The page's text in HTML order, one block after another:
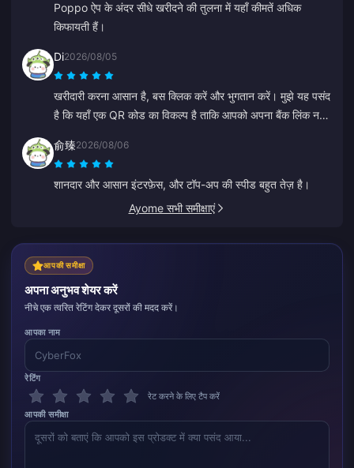
Poppo ऐप के अंदर सीधे खरीदने की तुलना में यहाँ कीमतें अधिक
किफायती हैं।
Di2026/08/05
खरीदारी करना आसान है, बस क्लिक करें और भुगतान करें। मुझे यह पसंद
है कि यहाँ एक QR कोड का विकल्प है ताकि आपको अपना बैंक लिंक न
俞臻2026/08/06
शानदार और आसान इंटरफ़ेस, और टॉप-अप की स्पीड बहुत तेज़ है।
Ayome सभी समीक्षाएं
आपकी समीक्षा
अपना अनुभव शेयर करें
नीचे एक त्वरित रेटिंग देकर दूसरों की मदद करें।
आपका नाम
रेटिंग
रेट करने के लिए टैप करें
आपकी समीक्षा